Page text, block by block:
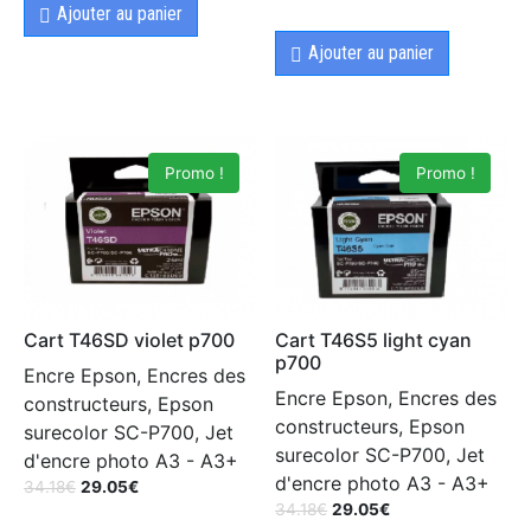
Ajouter au panier
Ajouter au panier
Promo !
Cart T46SD violet p700
Encre Epson, Encres des
constructeurs, Epson
surecolor SC-P700, Jet
d'encre photo A3 - A3+
34.18€ 29.05€
Promo !
Cart T46S5 light cyan
p700
Encre Epson, Encres des
constructeurs, Epson
surecolor SC-P700, Jet
d'encre photo A3 - A3+
34.18€ 29.05€